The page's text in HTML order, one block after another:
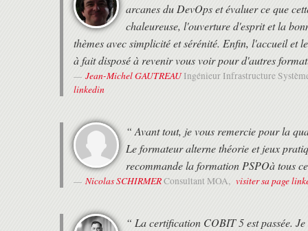
arcanes du DevOps et évaluer ce que
chaleureuse, l'ouverture d'esprit et la
thèmes avec simplicité et sérénité. Enfin, l'accueil et
à fait disposé à revenir vous voir pour d'autres
Jean-Michel GAUTREAU Ingénieur Infrastructure
linkedin
“ Avant tout, je vous remercie pour la
Le formateur alterne théorie et jeux
recommande la formation PSPOà tous
Nicolas SCHIRMERConsultant MOA, visiter sa page
“ La certification COBIT 5 est passée.